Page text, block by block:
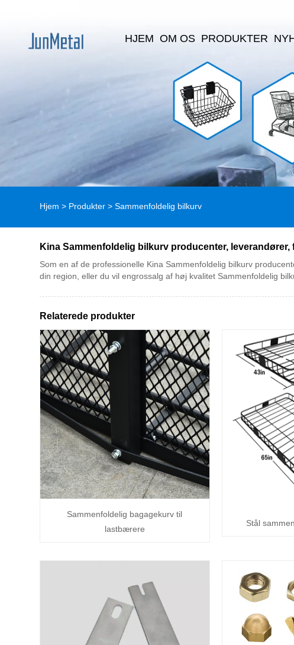
HJEM OM OS PRODUKTER
Hjem > Produkter > Sammenfoldelig bilkurv
Kina Sammenfoldelig bilkurv producenter, leverandører,
Som en af ​​de professionelle Kina Sammenfoldelig bilkurv
din region, eller du vil engrossalg af høj kvalitet Sammenfoldelig
Relaterede produkter
Sammenfoldelig bagagekurv til
lastbærere
Stål